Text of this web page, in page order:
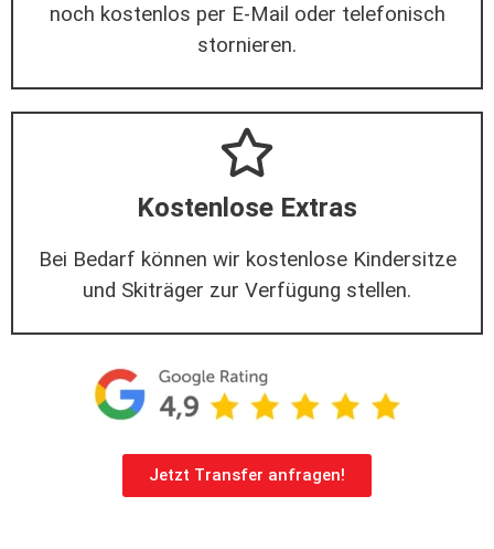
noch kostenlos per E-Mail oder telefonisch
stornieren.
Kostenlose Extras
Bei Bedarf können wir kostenlose Kindersitze
und Skiträger zur Verfügung stellen.
Jetzt Transfer anfragen!